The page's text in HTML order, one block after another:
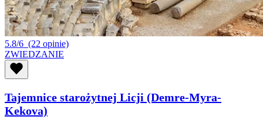
5.8/6 (22 opinie)
ZWIEDZANIE
Tajemnice starożytnej Licji (Demre-Myra-
Kekova)